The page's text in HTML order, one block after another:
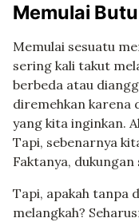
Memulai
Memulai sesuatu
sering kali takut
berbeda atau
diremehkan karena
yang kita inginkan.
Tapi, sebenarnya
Faktanya,
Tapi, apakah tanpa
melangkah?